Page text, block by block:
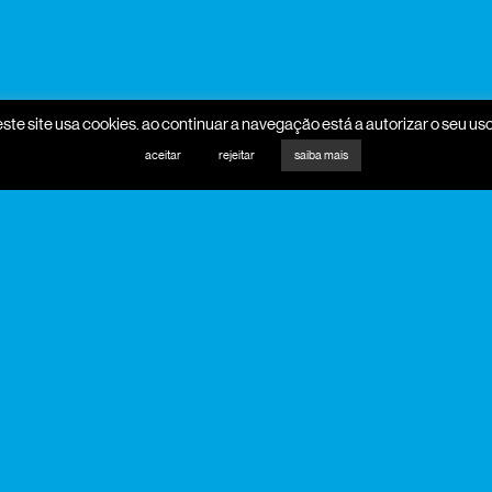
promotores mecenas
site usa cookies. ao continuar a navegação está a autorizar o seu
aceitar rejeitar saiba mais